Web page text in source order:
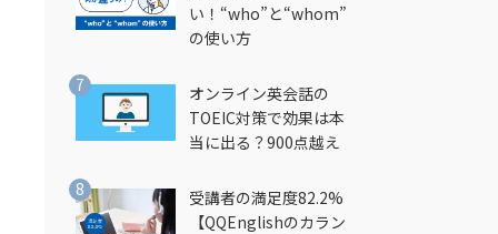
い！“who”と“whom”
の使い方
オンライン英会話の
TOEIC対策で効果は本
当に出る？900点越え
受講者の満足度82.2%
【QQEnglishのカラン